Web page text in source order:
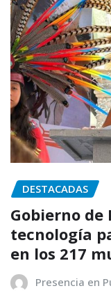
DESTACADAS
Gobierno de
tecnología
en los 217
Presencia en